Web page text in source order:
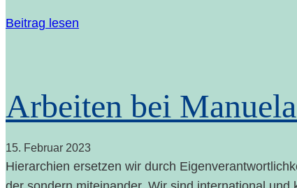
Bei­trag lesen
Arbei­ten bei
15. Febru­ar 2023
Hier­ar­chien erset­zen wir durch